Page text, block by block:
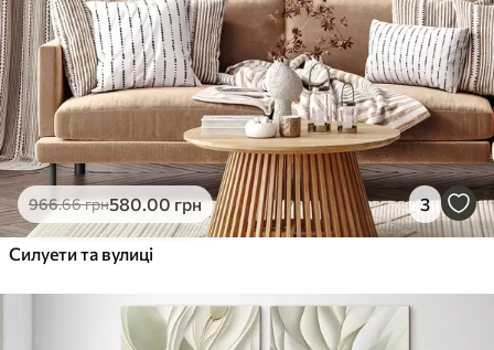
966.66грн580.00грн 3
Силуети та вулиці